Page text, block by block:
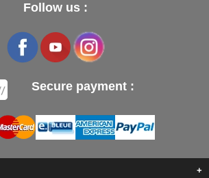
Follow us :
Secure payment :
+